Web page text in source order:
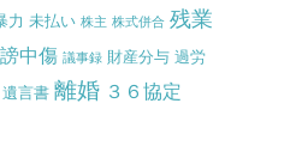
力 未払い 株主 株式併合 残業
中傷 議事録 財産分与 過労
遺言書 離婚 ３６協定